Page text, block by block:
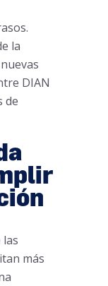
la
DIAN
de
las
más